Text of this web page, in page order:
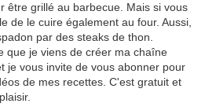
être grillé au barbecue. Mais si vous
de le cuire également au four. Aussi,
par des steaks de thon.
que je viens de créer ma chaîne
je vous invite de vous abonner pour
de mes recettes. C'est gratuit et